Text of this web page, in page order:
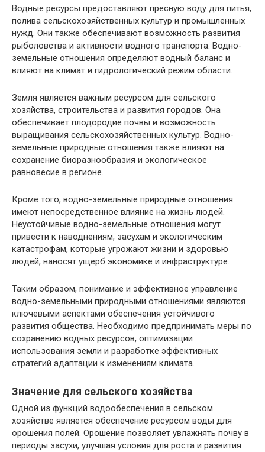
Водные ресурсы предоставляют пресную воду для питья,
полива сельскохозяйственных культур и промышленных
нужд. Они также обеспечивают возможность развития
рыболовства и активности водного транспорта. Водно-
земельные отношения определяют водный баланс и
влияют на климат и гидрологический режим области.
Земля является важным ресурсом для сельского
хозяйства, строительства и развития городов. Она
обеспечивает плодородие почвы и возможность
выращивания сельскохозяйственных культур. Водно-
земельные природные отношения также влияют на
сохранение биоразнообразия и экологическое
равновесие в регионе.
Кроме того, водно-земельные природные отношения
имеют непосредственное влияние на жизнь людей.
Неустойчивые водно-земельные отношения могут
привести к наводнениям, засухам и экологическим
катастрофам, которые угрожают жизни и здоровью
людей, наносят ущерб экономике и инфраструктуре.
Таким образом, понимание и эффективное управление
водно-земельными природными отношениями являются
ключевыми аспектами обеспечения устойчивого
развития общества. Необходимо предпринимать меры по
сохранению водных ресурсов, оптимизации
использования земли и разработке эффективных
стратегий адаптации к изменениям климата.
Значение для сельского хозяйства
Одной из функций водообеспечения в сельском
хозяйстве является обеспечение ресурсом воды для
орошения полей. Орошение позволяет увлажнять почву в
периоды засухи, улучшая условия для роста и развития